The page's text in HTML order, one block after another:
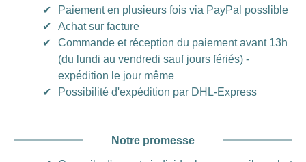
✔
Paiement en plusieurs fois via PayPal posslible
✔
Achat sur facture
✔
Commande et réception du paiement avant 13h
(du lundi au vendredi sauf jours fériés) -
expédition le jour même
✔
Possibilité d'expédition par DHL-Express
Notre promesse